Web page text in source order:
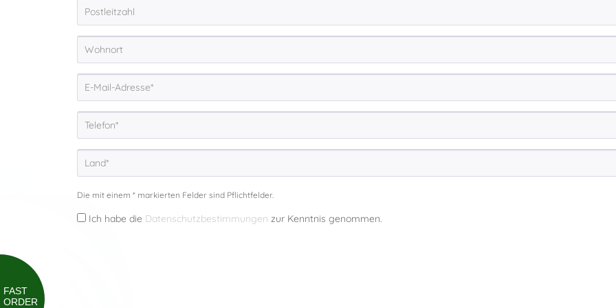
FAST
ORDER
Die mit einem * markierten Felder sind Pflichtfelder.
Ich habe die Datenschutzbestimmungen zur Kenntnis genommen.